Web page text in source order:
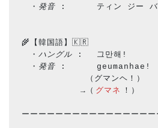
・ 発音 : 　　　ティン ジー
🌾【韓国語】🇰🇷
・ ハングル : 　그만해!
・ 発音 : 　　　geumanhae!
（グマンヘ！）
→（ グマネ ！）
ーーーーーーーーーーーーーーーー